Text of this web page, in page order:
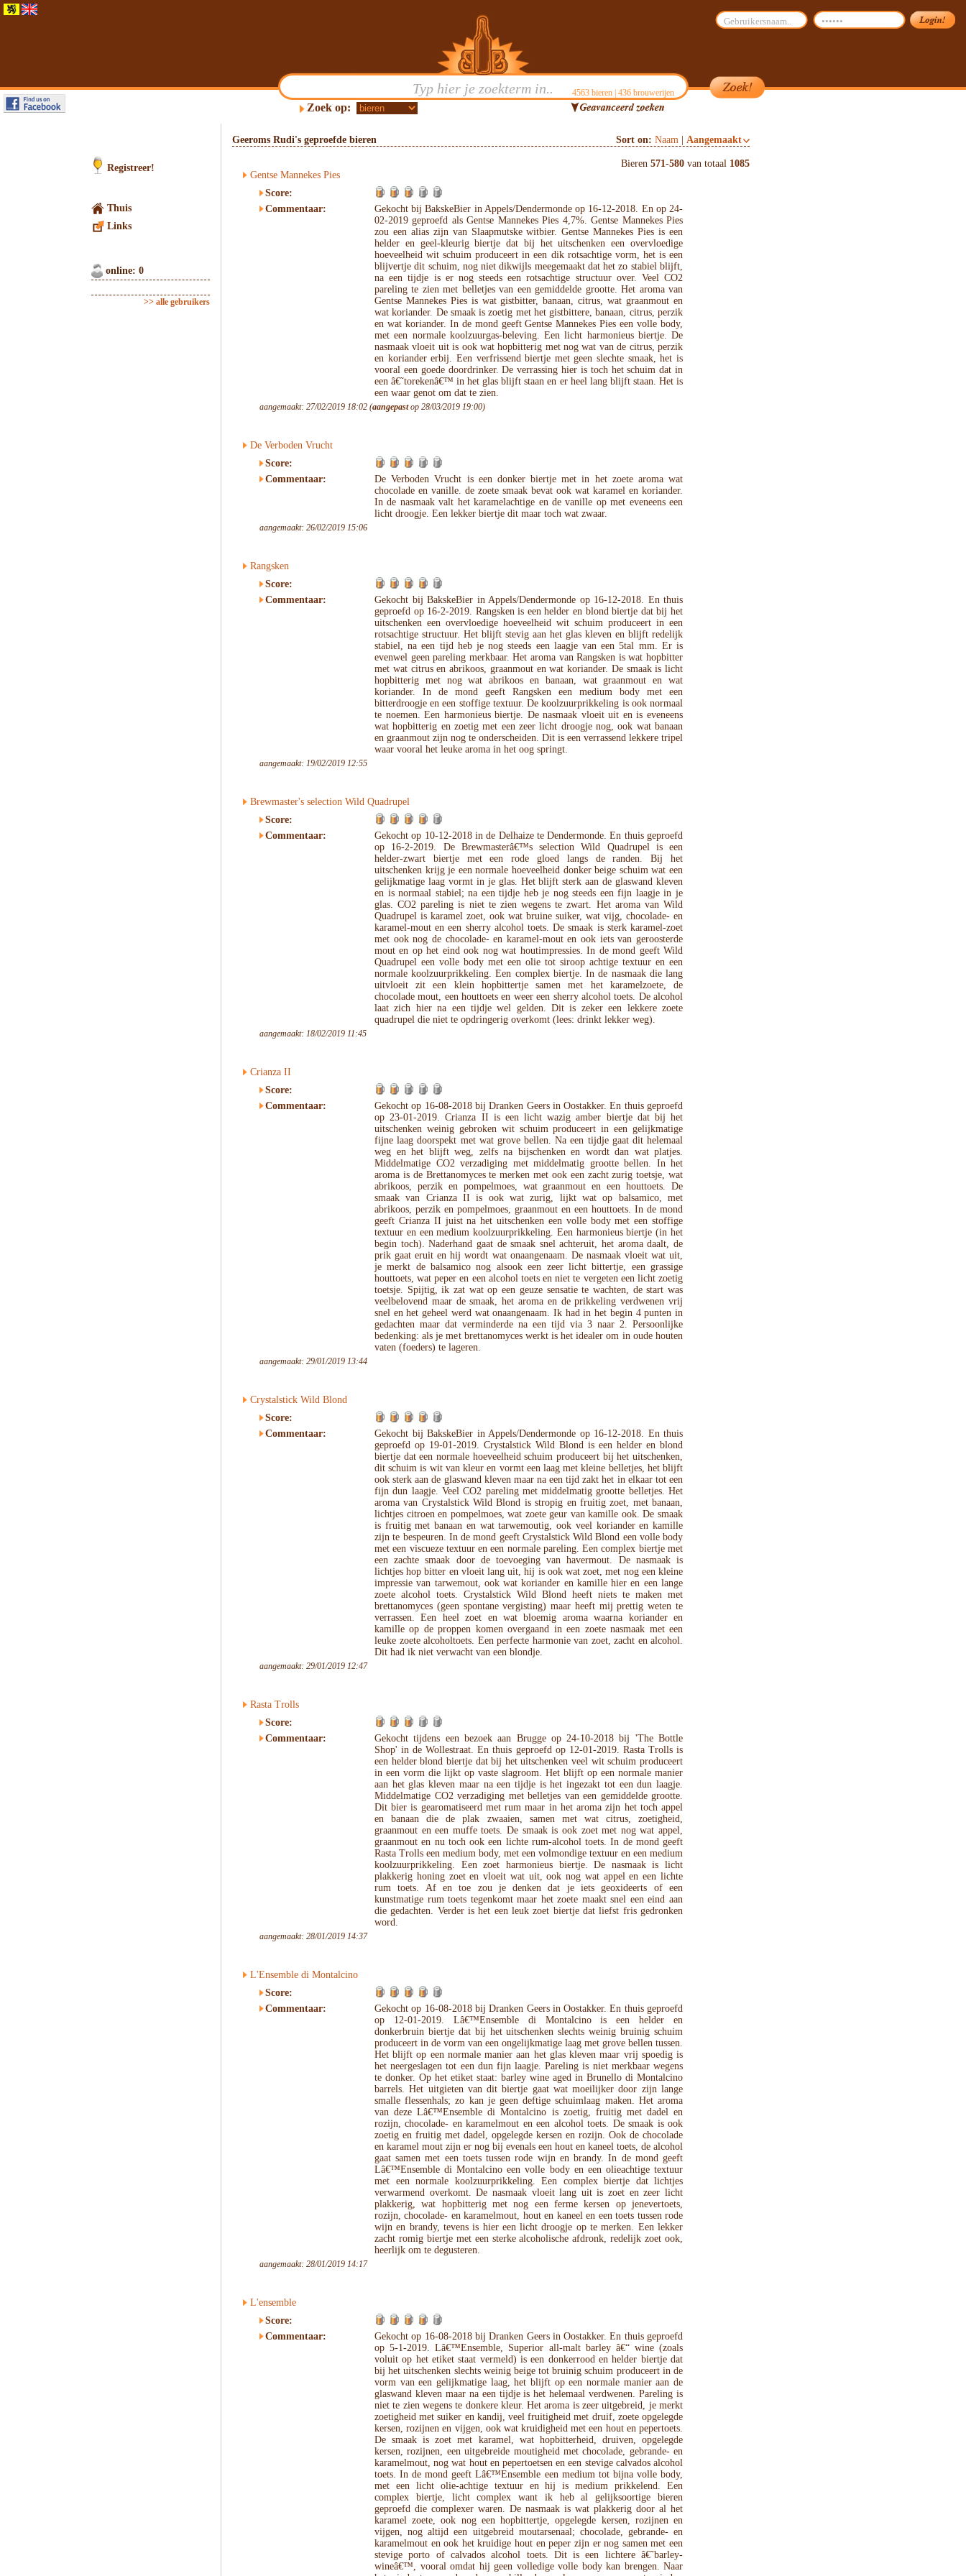
4563bieren | 436brouwerijen
Zoek op:
Registreer!
Thuis
Links
online: 0
>> alle gebruikers
Geeroms Rudi's geproefde bieren Sort on: Naam Aangemaakt
Bieren 571-580 van totaal 1085
Gentse Mannekes Pies
Score:
Commentaar:
Gekocht bij BakskeBier in Appels/Dendermonde op 16-12-2018. En op 24-
02-2019 geproefd als Gentse Mannekes Pies 4,7%. Gentse Mannekes Pies
zou een alias zijn van Slaapmutske witbier. Gentse Mannekes Pies is een
helder en geel-kleurig biertje dat bij het uitschenken een overvloedige
hoeveelheid wit schuim produceert in een dik rotsachtige vorm, het is een
blijvertje dit schuim, nog niet dikwijls meegemaakt dat het zo stabiel blijft,
na een tijdje is er nog steeds een rotsachtige structuur over. Veel CO2
pareling te zien met belletjes van een gemiddelde grootte. Het aroma van
Gentse Mannekes Pies is wat gistbitter, banaan, citrus, wat graanmout en
wat koriander. De smaak is zoetig met het gistbittere, banaan, citrus, perzik
en wat koriander. In de mond geeft Gentse Mannekes Pies een volle body,
met een normale koolzuurgas-beleving. Een licht harmonieus biertje. De
nasmaak vloeit uit is ook wat hopbitterig met nog wat van de citrus, perzik
en koriander erbij. Een verfrissend biertje met geen slechte smaak, het is
vooral een goede doordrinker. De verrassing hier is toch het schuim dat in
een â€˜torekenâ€™ in het glas blijft staan en er heel lang blijft staan. Het is
een waar genot om dat te zien.
aangemaakt: 27/02/2019 18:02 (aangepastop 28/03/2019 19:00)
De Verboden Vrucht
Score:
Commentaar:
De Verboden Vrucht is een donker biertje met in het zoete aroma wat
chocolade en vanille. de zoete smaak bevat ook wat karamel en koriander.
In de nasmaak valt het karamelachtige en de vanille op met eveneens een
licht droogje. Een lekker biertje dit maar toch wat zwaar.
aangemaakt: 26/02/2019 15:06
Rangsken
Score:
Commentaar:
Gekocht bij BakskeBier in Appels/Dendermonde op 16-12-2018. En thuis
geproefd op 16-2-2019. Rangsken is een helder en blond biertje dat bij het
uitschenken een overvloedige hoeveelheid wit schuim produceert in een
rotsachtige structuur. Het blijft stevig aan het glas kleven en blijft redelijk
stabiel, na een tijd heb je nog steeds een laagje van een 5tal mm. Er is
evenwel geen pareling merkbaar. Het aroma van Rangsken is wat hopbitter
met wat citrus en abrikoos, graanmout en wat koriander. De smaak is licht
hopbitterig met nog wat abrikoos en banaan, wat graanmout en wat
koriander. In de mond geeft Rangsken een medium body met een
bitterdroogje en een stoffige textuur. De koolzuurprikkeling is ook normaal
te noemen. Een harmonieus biertje. De nasmaak vloeit uit en is eveneens
wat hopbitterig en zoetig met een zeer licht droogje nog, ook wat banaan
en graanmout zijn nog te onderscheiden. Dit is een verrassend lekkere tripel
waar vooral het leuke aroma in het oog springt.
aangemaakt: 19/02/2019 12:55
Brewmaster's selection Wild Quadrupel
Score:
Commentaar:
Gekocht op 10-12-2018 in de Delhaize te Dendermonde. En thuis geproefd
op 16-2-2019. De Brewmasterâ€™s selection Wild Quadrupel is een
helder-zwart biertje met een rode gloed langs de randen. Bij het
uitschenken krijg je een normale hoeveelheid donker beige schuim wat een
gelijkmatige laag vormt in je glas. Het blijft sterk aan de glaswand kleven
en is normaal stabiel; na een tijdje heb je nog steeds een fijn laagje in je
glas. CO2 pareling is niet te zien wegens te zwart. Het aroma van Wild
Quadrupel is karamel zoet, ook wat bruine suiker, wat vijg, chocolade- en
karamel-mout en een sherry alcohol toets. De smaak is sterk karamel-zoet
met ook nog de chocolade- en karamel-mout en ook iets van geroosterde
mout en op het eind ook nog wat houtimpressies. In de mond geeft Wild
Quadrupel een volle body met een olie tot siroop achtige textuur en een
normale koolzuurprikkeling. Een complex biertje. In de nasmaak die lang
uitvloeit zit een klein hopbittertje samen met het karamelzoete, de
chocolade mout, een houttoets en weer een sherry alcohol toets. De alcohol
laat zich hier na een tijdje wel gelden. Dit is zeker een lekkere zoete
quadrupel die niet te opdringerig overkomt (lees: drinkt lekker weg).
aangemaakt: 18/02/2019 11:45
Crianza II
Score:
Commentaar:
Gekocht op 16-08-2018 bij Dranken Geers in Oostakker. En thuis geproefd
op 23-01-2019. Crianza II is een licht wazig amber biertje dat bij het
uitschenken weinig gebroken wit schuim produceert in een gelijkmatige
fijne laag doorspekt met wat grove bellen. Na een tijdje gaat dit helemaal
weg en het blijft weg, zelfs na bijschenken en wordt dan wat platjes.
Middelmatige CO2 verzadiging met middelmatig grootte bellen. In het
aroma is de Brettanomyces te merken met ook een zacht zurig toetsje, wat
abrikoos, perzik en pompelmoes, wat graanmout en een houttoets. De
smaak van Crianza II is ook wat zurig, lijkt wat op balsamico, met
abrikoos, perzik en pompelmoes, graanmout en een houttoets. In de mond
geeft Crianza II juist na het uitschenken een volle body met een stoffige
textuur en een medium koolzuurprikkeling. Een harmonieus biertje (in het
begin toch). Naderhand gaat de smaak snel achteruit, het aroma daalt, de
prik gaat eruit en hij wordt wat onaangenaam. De nasmaak vloeit wat uit,
je merkt de balsamico nog alsook een zeer licht bittertje, een grassige
houttoets, wat peper en een alcohol toets en niet te vergeten een licht zoetig
toetsje. Spijtig, ik zat wat op een geuze sensatie te wachten, de start was
veelbelovend maar de smaak, het aroma en de prikkeling verdwenen vrij
snel en het geheel werd wat onaangenaam. Ik had in het begin 4 punten in
gedachten maar dat verminderde na een tijd via 3 naar 2. Persoonlijke
bedenking: als je met brettanomyces werkt is het idealer om in oude houten
vaten (foeders) te lageren.
aangemaakt: 29/01/2019 13:44
Crystalstick Wild Blond
Score:
Commentaar:
Gekocht bij BakskeBier in Appels/Dendermonde op 16-12-2018. En thuis
geproefd op 19-01-2019. Crystalstick Wild Blond is een helder en blond
biertje dat een normale hoeveelheid schuim produceert bij het uitschenken,
dit schuim is wit van kleur en vormt een laag met kleine belletjes, het blijft
ook sterk aan de glaswand kleven maar na een tijd zakt het in elkaar tot een
fijn dun laagje. Veel CO2 pareling met middelmatig grootte belletjes. Het
aroma van Crystalstick Wild Blond is stropig en fruitig zoet, met banaan,
lichtjes citroen en pompelmoes, wat zoete geur van kamille ook. De smaak
is fruitig met banaan en wat tarwemoutig, ook veel koriander en kamille
zijn te bespeuren. In de mond geeft Crystalstick Wild Blond een volle body
met een viscueze textuur en een normale pareling. Een complex biertje met
een zachte smaak door de toevoeging van havermout. De nasmaak is
lichtjes hop bitter en vloeit lang uit, hij is ook wat zoet, met nog een kleine
impressie van tarwemout, ook wat koriander en kamille hier en een lange
zoete alcohol toets. Crystalstick Wild Blond heeft niets te maken met
brettanomyces (geen spontane vergisting) maar heeft mij prettig weten te
verrassen. Een heel zoet en wat bloemig aroma waarna koriander en
kamille op de proppen komen overgaand in een zoete nasmaak met een
leuke zoete alcoholtoets. Een perfecte harmonie van zoet, zacht en alcohol.
Dit had ik niet verwacht van een blondje.
aangemaakt: 29/01/2019 12:47
Rasta Trolls
Score:
Commentaar:
Gekocht tijdens een bezoek aan Brugge op 24-10-2018 bij 'The Bottle
Shop' in de Wollestraat. En thuis geproefd op 12-01-2019. Rasta Trolls is
een helder blond biertje dat bij het uitschenken veel wit schuim produceert
in een vorm die lijkt op vaste slagroom. Het blijft op een normale manier
aan het glas kleven maar na een tijdje is het ingezakt tot een dun laagje.
Middelmatige CO2 verzadiging met belletjes van een gemiddelde grootte.
Dit bier is gearomatiseerd met rum maar in het aroma zijn het toch appel
en banaan die de plak zwaaien, samen met wat citrus, zoetigheid,
graanmout en een muffe toets. De smaak is ook zoet met nog wat appel,
graanmout en nu toch ook een lichte rum-alcohol toets. In de mond geeft
Rasta Trolls een medium body, met een volmondige textuur en een medium
koolzuurprikkeling. Een zoet harmonieus biertje. De nasmaak is licht
plakkerig honing zoet en vloeit wat uit, ook nog wat appel en een lichte
rum toets. Af en toe zou je denken dat je iets geoxideerts of een
kunstmatige rum toets tegenkomt maar het zoete maakt snel een eind aan
die gedachten. Verder is het een leuk zoet biertje dat liefst fris gedronken
word.
aangemaakt: 28/01/2019 14:37
L'Ensemble di Montalcino
Score:
Commentaar:
Gekocht op 16-08-2018 bij Dranken Geers in Oostakker. En thuis geproefd
op 12-01-2019. Lâ€™Ensemble di Montalcino is een helder en
donkerbruin biertje dat bij het uitschenken slechts weinig bruinig schuim
produceert in de vorm van een ongelijkmatige laag met grove bellen tussen.
Het blijft op een normale manier aan het glas kleven maar vrij spoedig is
het neergeslagen tot een dun fijn laagje. Pareling is niet merkbaar wegens
te donker. Op het etiket staat: barley wine aged in Brunello di Montalcino
barrels. Het uitgieten van dit biertje gaat wat moeilijker door zijn lange
smalle flessenhals; zo kan je geen deftige schuimlaag maken. Het aroma
van deze Lâ€™Ensemble di Montalcino is zoetig, fruitig met dadel en
rozijn, chocolade- en karamelmout en een alcohol toets. De smaak is ook
zoetig en fruitig met dadel, opgelegde kersen en rozijn. Ook de chocolade
en karamel mout zijn er nog bij evenals een hout en kaneel toets, de alcohol
gaat samen met een toets tussen rode wijn en brandy. In de mond geeft
Lâ€™Ensemble di Montalcino een volle body en een olieachtige textuur
met een normale koolzuurprikkeling. Een complex biertje dat lichtjes
verwarmend overkomt. De nasmaak vloeit lang uit is zoet en zeer licht
plakkerig, wat hopbitterig met nog een ferme kersen op jenevertoets,
rozijn, chocolade- en karamelmout, hout en kaneel en een toets tussen rode
wijn en brandy, tevens is hier een licht droogje op te merken. Een lekker
zacht romig biertje met een sterke alcoholische afdronk, redelijk zoet ook,
heerlijk om te degusteren.
aangemaakt: 28/01/2019 14:17
L'ensemble
Score:
Commentaar:
Gekocht op 16-08-2018 bij Dranken Geers in Oostakker. En thuis geproefd
op 5-1-2019. Lâ€™Ensemble, Superior all-malt barley â€“ wine (zoals
voluit op het etiket staat vermeld) is een donkerrood en helder biertje dat
bij het uitschenken slechts weinig beige tot bruinig schuim produceert in de
vorm van een gelijkmatige laag, het blijft op een normale manier aan de
glaswand kleven maar na een tijdje is het helemaal verdwenen. Pareling is
niet te zien wegens te donkere kleur. Het aroma is zeer uitgebreid, je merkt
zoetigheid met suiker en kandij, veel fruitigheid met druif, zoete opgelegde
kersen, rozijnen en vijgen, ook wat kruidigheid met een hout en pepertoets.
De smaak is zoet met karamel, wat hopbitterheid, druiven, opgelegde
kersen, rozijnen, een uitgebreide moutigheid met chocolade, gebrande- en
karamelmout, nog wat hout en pepertoetsen en een stevige calvados alcohol
toets. In de mond geeft Lâ€™Ensemble een medium tot bijna volle body,
met een licht olie-achtige textuur en hij is medium prikkelend. Een
complex biertje, licht complex want ik heb al gelijksoortige bieren
geproefd die complexer waren. De nasmaak is wat plakkerig door al het
karamel zoete, ook nog een hopbittertje, opgelegde kersen, rozijnen en
vijgen, nog altijd een uitgebreid moutarsenaal; chocolade, gebrande- en
karamelmout en ook het kruidige hout en peper zijn er nog samen met een
stevige porto of calvados alcohol toets. Dit is een lichtere â€˜barley-
wineâ€™, vooral omdat hij geen volledige volle body kan brengen. Naar